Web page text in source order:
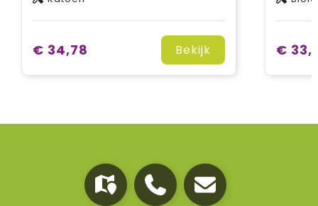
€ 34,78 Bekijk €